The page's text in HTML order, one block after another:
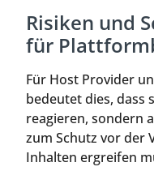
Risiken und
für
Für Host Provider
bedeutet dies, dass
reagieren, sondern
zum Schutz vor der
Inhalten ergreifen